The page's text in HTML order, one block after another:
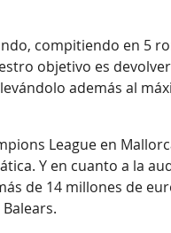
compitiendo en 5
objetivo es
además al
League en
Y en cuanto a la
de 14 millones de